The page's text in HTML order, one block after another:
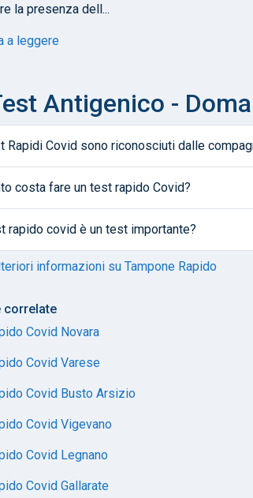
la presenza dell...
a leggere
Antigenico -
Rapidi Covid sono riconosciuti dalle
costa fare un test rapido Covid?
rapido covid è un test importante?
informazioni su Tampone Rapido
correlate
Covid Novara
Covid Varese
Covid Busto Arsizio
Covid Vigevano
Covid Legnano
Covid Gallarate